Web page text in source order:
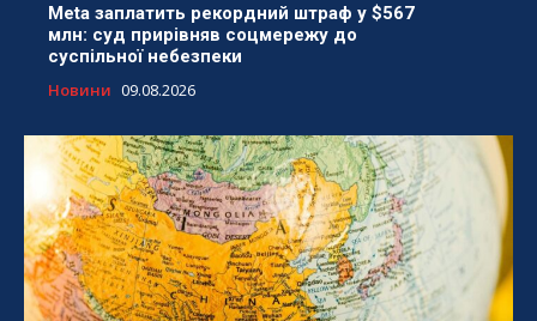
Meta заплатить рекордний штраф у $567
млн: суд прирівняв соцмережу до
суспільної небезпеки
Новини 09.08.2026